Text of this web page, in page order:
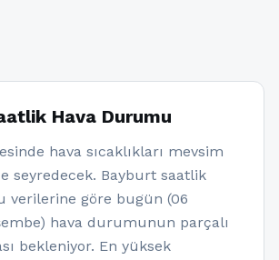
Hava Durumu
hava sıcaklıkları mevsim
seyredecek. Bayburt saatlik
verilerine göre bugün (06
hava durumunun parçalı
bekleniyor. En yüksek